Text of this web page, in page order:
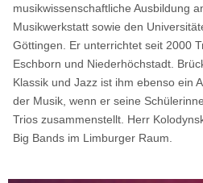
musikwissenschaftliche Ausbildung
Musikwerkstatt sowie den
Göttingen. Er unterrichtet seit 2000
Eschborn und Niederhöchstadt.
Klassik und Jazz ist ihm ebenso ein
der Musik, wenn er seine
Trios zusammenstellt. Herr
Big Bands im Limburger Raum.